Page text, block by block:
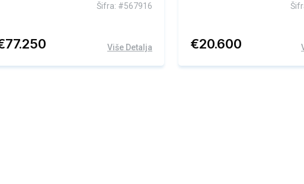
Šifra: #567916
77.250 Više Detalja €20.600